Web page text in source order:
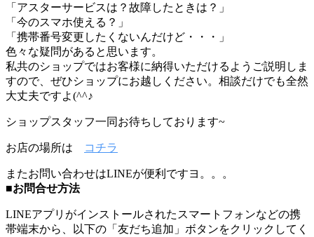
「アスターサービスは？故障したときは？」
「今のスマホ使える？」
「携帯番号変更したくないんだけど・・・」
色々な疑問があると思います。
私共のショップではお客様に納得いただけるようご説明しま
すので、ぜひショップにお越しください。相談だけでも全然
大丈夫ですよ(^^♪
ショップスタッフ一同お待ちしております~
お店の場所は コチラ
またお問い合わせはLINEが便利ですヨ。。。
■お問合せ方法
LINEアプリがインストールされたスマートフォンなどの携
帯端末から、以下の「友だち追加」ボタンをクリックしてく